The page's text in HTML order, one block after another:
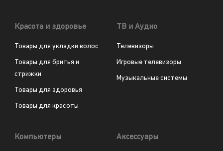
Красота и здоровье
Товары для укладки волос
Товары для бритья и
стрижки
Товары для здоровья
Товары для красоты
ТВ и Аудио
Телевизоры
Игровые телевизоры
Музыкальные системы
Компьютеры Аксессуары